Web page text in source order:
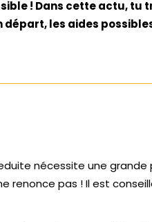
! Dans cette actu, tu
les aides
nécessite une
pas ! Il est